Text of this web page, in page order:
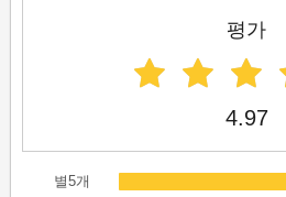
평가
4.97
별5개